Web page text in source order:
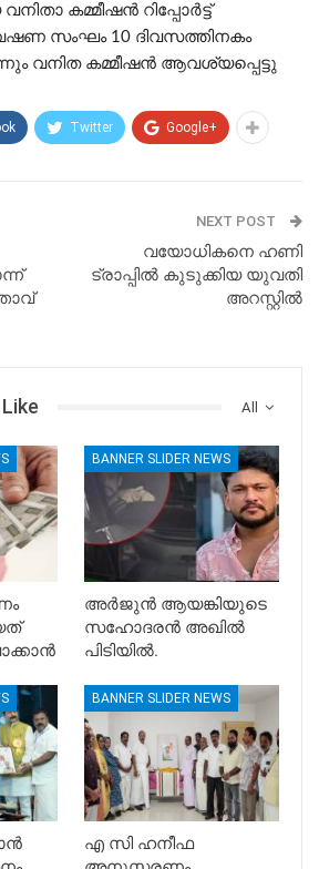
കമ്മീഷൻ റിപ്പോർട്ട്
സംഘം 10 ദിവസത്തിനകം
വനിത കമ്മീഷൻ ആവശ്യപ്പെട്ടു
Twitter Google+
NEXT POST
വയോധികനെ ഹണി
ട്രാപ്പിൽ കുടുക്കിയ യുവതി
അറസ്റ്റിൽ
All
BANNER SLIDER NEWS
അർജുൻ ആയങ്കിയുടെ
സഹോദരൻ അഖിൽ
പിടിയിൽ.
BANNER SLIDER NEWS
എ സി ഹനീഫ